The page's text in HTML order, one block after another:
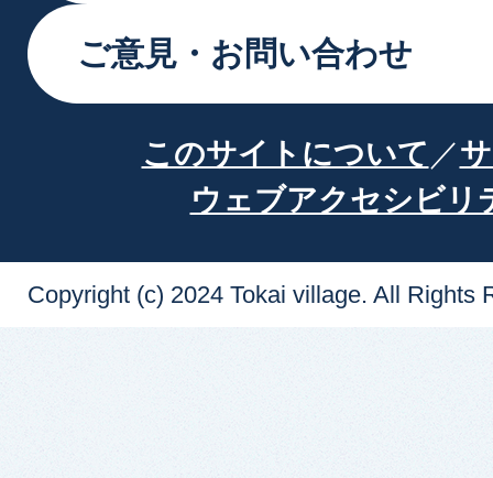
ご意見・お問い合わせ
このサイトについて
ウェブアクセシビリ
Copyright (c) 2024 Tokai village. All Rights